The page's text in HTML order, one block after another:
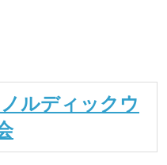
ノルディックウ